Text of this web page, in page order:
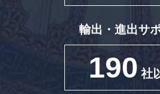
輸出・進出サ
190 社